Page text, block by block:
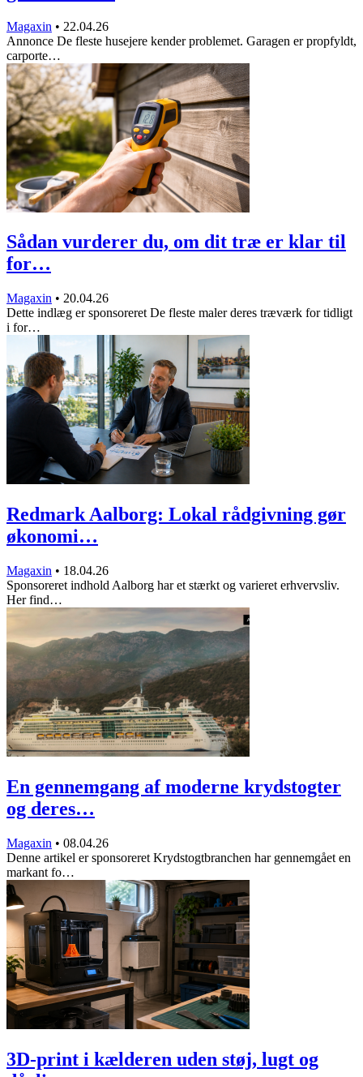
Magaxin • 22.04.26
Annonce De fleste husejere kender problemet. Garagen er propfyldt,
carporte…
Sådan vurderer du, om dit træ er klar til
for…
Magaxin • 20.04.26
Dette indlæg er sponsoreret De fleste maler deres træværk for tidligt
i for…
Redmark Aalborg: Lokal rådgivning gør
økonomi…
Magaxin • 18.04.26
Sponsoreret indhold Aalborg har et stærkt og varieret erhvervsliv.
Her find…
En gennemgang af moderne krydstogter
og deres…
Magaxin • 08.04.26
Denne artikel er sponsoreret Krydstogtbranchen har gennemgået en
markant fo…
3D-print i kælderen uden støj, lugt og